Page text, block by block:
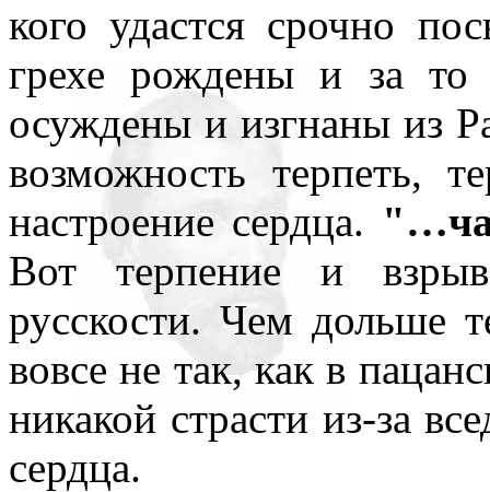
кого удастся срочно
грехе рождены и за то
осуждены и изгнаны из
возможность терпеть,
настроение сердца.
Вот терпение и
русскости. Чем дольше
вовсе не так, как в
никакой страсти из-за
сердца.